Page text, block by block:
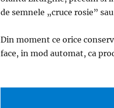
de semnele „cruce rosie”
Din moment ce orice
face, in mod automat, ca